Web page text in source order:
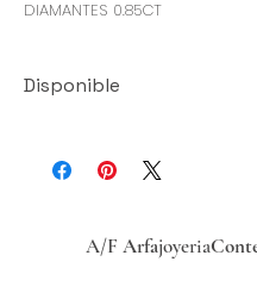
DIAMANTES 0.85CT
Disponible
A/F Arfajoyeria